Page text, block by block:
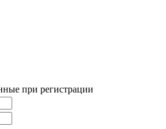
при регистрации